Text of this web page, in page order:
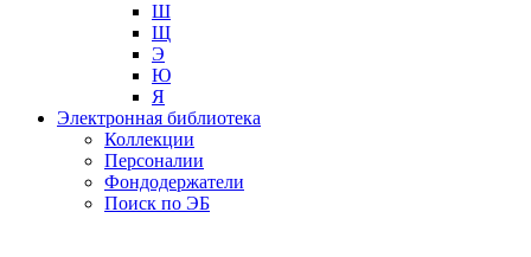
Ш
Щ
Э
Ю
Я
Электронная библиотека
Коллекции
Персоналии
Фондодержатели
Поиск по ЭБ